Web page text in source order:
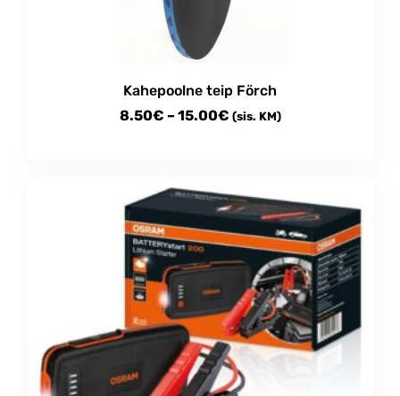
Kahepoolne teip Förch
8.50€ –15.00€Price
15.00€
(sis. KM)
on
the
product